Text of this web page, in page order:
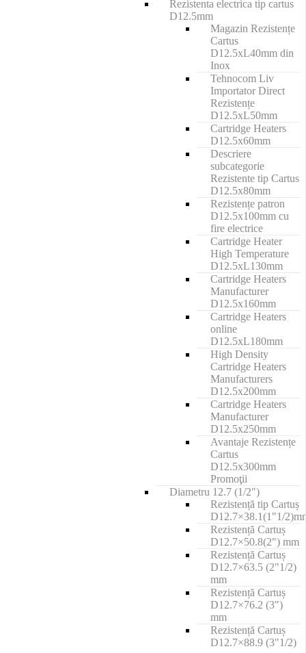
Rezistenta electrica tip cartus
D12.5mm
Magazin Rezistențe
Cartus
D12.5xL40mm din
Inox
Tehnocom Liv
Importator Direct
Rezistențe
D12.5xL50mm
Cartridge Heaters
D12.5x60mm
Descriere
subcategorie
Rezistente tip Cartus
D12.5x80mm
Rezistențe patron
D12.5x100mm cu
fire electrice
Cartridge Heater
High Temperature
D12.5xL130mm
Cartridge Heaters
Manufacturer
D12.5x160mm
Cartridge Heaters
online
D12.5xL180mm
High Density
Cartridge Heaters
Manufacturers
D12.5x200mm
Cartridge Heaters
Manufacturer
D12.5x250mm
Avantaje Rezistențe
Cartus
D12.5x300mm
Promoţii
Diametru 12.7 (1/2")
Rezistență tip Cartuș
D12.7×38.1(1"1/
Rezistență Cartuș
D12.7×50.8(2") mm
Rezistență Cartuș
D12.7×63.5 (2"1/2)
mm
Rezistență Cartuș
D12.7×76.2 (3")
mm
Rezistență Cartuș
D12.7×88.9 (3"1/2)